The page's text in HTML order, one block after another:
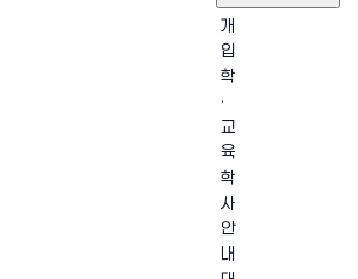
개
입
학
·
교
육
학
사
안
내